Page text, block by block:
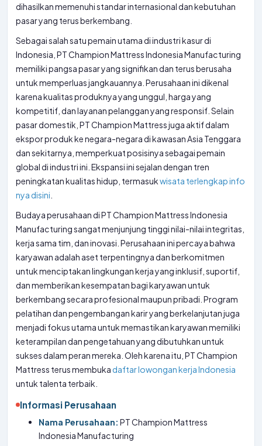
dihasilkan memenuhi standar internasional dan kebutuhan
pasar yang terus berkembang.
Sebagai salah satu pemain utama di industri kasur di
Indonesia, PT Champion Mattress Indonesia Manufacturing
memiliki pangsa pasar yang signifikan dan terus berusaha
untuk memperluas jangkauannya. Perusahaan ini dikenal
karena kualitas produknya yang unggul, harga yang
kompetitif, dan layanan pelanggan yang responsif. Selain
pasar domestik, PT Champion Mattress juga aktif dalam
ekspor produk ke negara-negara di kawasan Asia Tenggara
dan sekitarnya, memperkuat posisinya sebagai pemain
global di industri ini. Ekspansi ini sejalan dengan tren
peningkatan kualitas hidup, termasukwisata terlengkap info
nya disini
Budaya perusahaan di PT Champion Mattress Indonesia
Manufacturing sangat menjunjung tinggi nilai-nilai integritas,
kerja sama tim, dan inovasi. Perusahaan ini percaya bahwa
karyawan adalah aset terpentingnya dan berkomitmen
untuk menciptakan lingkungan kerja yang inklusif, suportif,
dan memberikan kesempatan bagi karyawan untuk
berkembang secara profesional maupun pribadi. Program
pelatihan dan pengembangan karir yang berkelanjutan juga
menjadi fokus utama untuk memastikan karyawan memiliki
keterampilan dan pengetahuan yang dibutuhkan untuk
sukses dalam peran mereka. Oleh karena itu, PT Champion
Mattress terus membuka daftar lowongan kerja Indonesia
untuk talenta terbaik.
Informasi Perusahaan
Nama Perusahaan: PT Champion Mattress
Indonesia Manufacturing